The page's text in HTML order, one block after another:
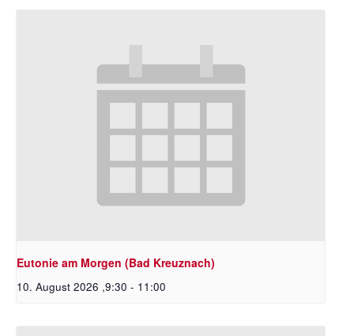
Eutonie am Morgen (Bad Kreuznach)
10. August 2026 ,9:30 - 11:00